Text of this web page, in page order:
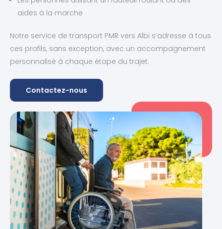
aides à la marche
Notre service de transport PMR vers Albi s’adresse à tous
ces profils, sans exception, avec un accompagnement
personnalisé à chaque étape du trajet.
Contactez-nous